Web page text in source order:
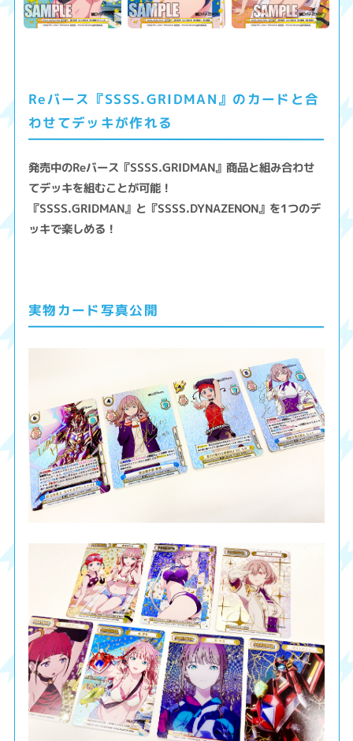
Reバース『SSSS.GRIDMAN』のカードと合
わせてデッキが作れる
発売中のReバース『SSSS.GRIDMAN』商品と組み合わせ
てデッキを組むことが可能！
『SSSS.GRIDMAN』と『SSSS.DYNAZENON』を1つのデ
ッキで楽しめる！
実物カード写真公開